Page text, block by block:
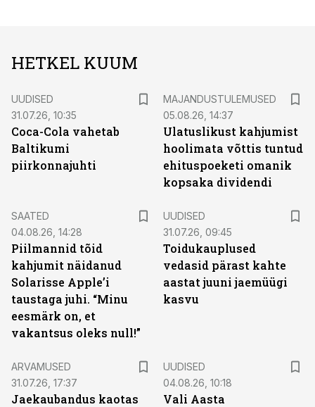
HETKEL KUUM
UUDISED
31.07.26, 10:35
Coca-Cola vahetab
Baltikumi
piirkonnajuhti
MAJANDUSTULEMUSED
05.08.26, 14:37
Ulatuslikust kahjumist
hoolimata võttis tuntud
ehituspoeketi omanik
kopsaka dividendi
SAATED
04.08.26, 14:28
Piilmannid tõid
kahjumit näidanud
Solarisse Apple’i
taustaga juhi. “Minu
eesmärk on, et
vakantsus oleks null!”
UUDISED
31.07.26, 09:45
Toidukauplused
vedasid pärast kahte
aastat juuni jaemüügi
kasvu
ARVAMUSED
31.07.26, 17:37
Jaekaubandus kaotas
UUDISED
04.08.26, 10:18
Vali Aasta